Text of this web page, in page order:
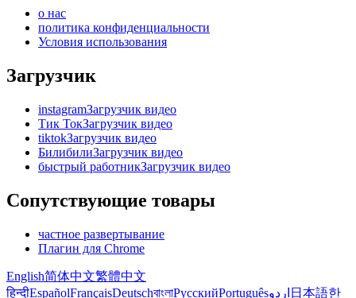
о нас
политика конфиденциальности
Условия использования
Загрузчик
instagramЗагрузчик видео
Тик ТокЗагрузчик видео
tiktokЗагрузчик видео
БилибилиЗагрузчик видео
быстрый работникЗагрузчик видео
Сопутствующие товары
частное развертывание
Плагин для Chrome
English简体中文繁體中文
हिन्दीEspañolFrançaisDeutschবাংলাРусскийPortuguêsاردو 日本語한